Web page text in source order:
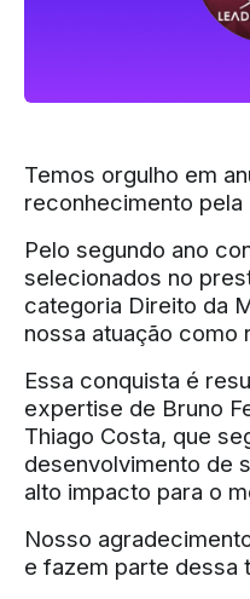
Temos orgulho em
reconhecimento pela
Pelo segundo ano
selecionados no
categoria Direito da
nossa atuação como
Essa conquista é
expertise de Bruno
Thiago Costa, que
desenvolvimento de
alto impacto para o
Nosso
e fazem parte dessa